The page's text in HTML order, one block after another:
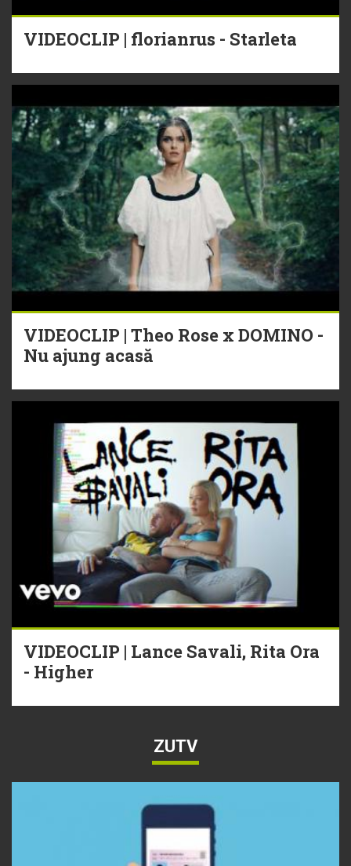
VIDEOCLIP | florianrus - Starleta
VIDEOCLIP | Theo Rose x DOMINO -
Nu ajung acasă
VIDEOCLIP | Lance Savali, Rita Ora
- Higher
ZUTV